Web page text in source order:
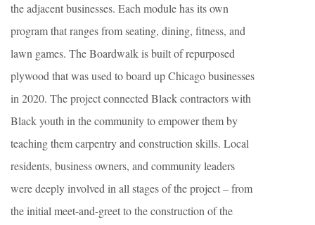
the adjacent businesses. Each module has its own
program that ranges from seating, dining, fitness, and
lawn games. The Boardwalk is built of repurposed
plywood that was used to board up Chicago businesses
in 2020. The project connected Black contractors with
Black youth in the community to empower them by
teaching them carpentry and construction skills. Local
residents, business owners, and community leaders
were deeply involved in all stages of the project – from
the initial meet-and-greet to the construction of the